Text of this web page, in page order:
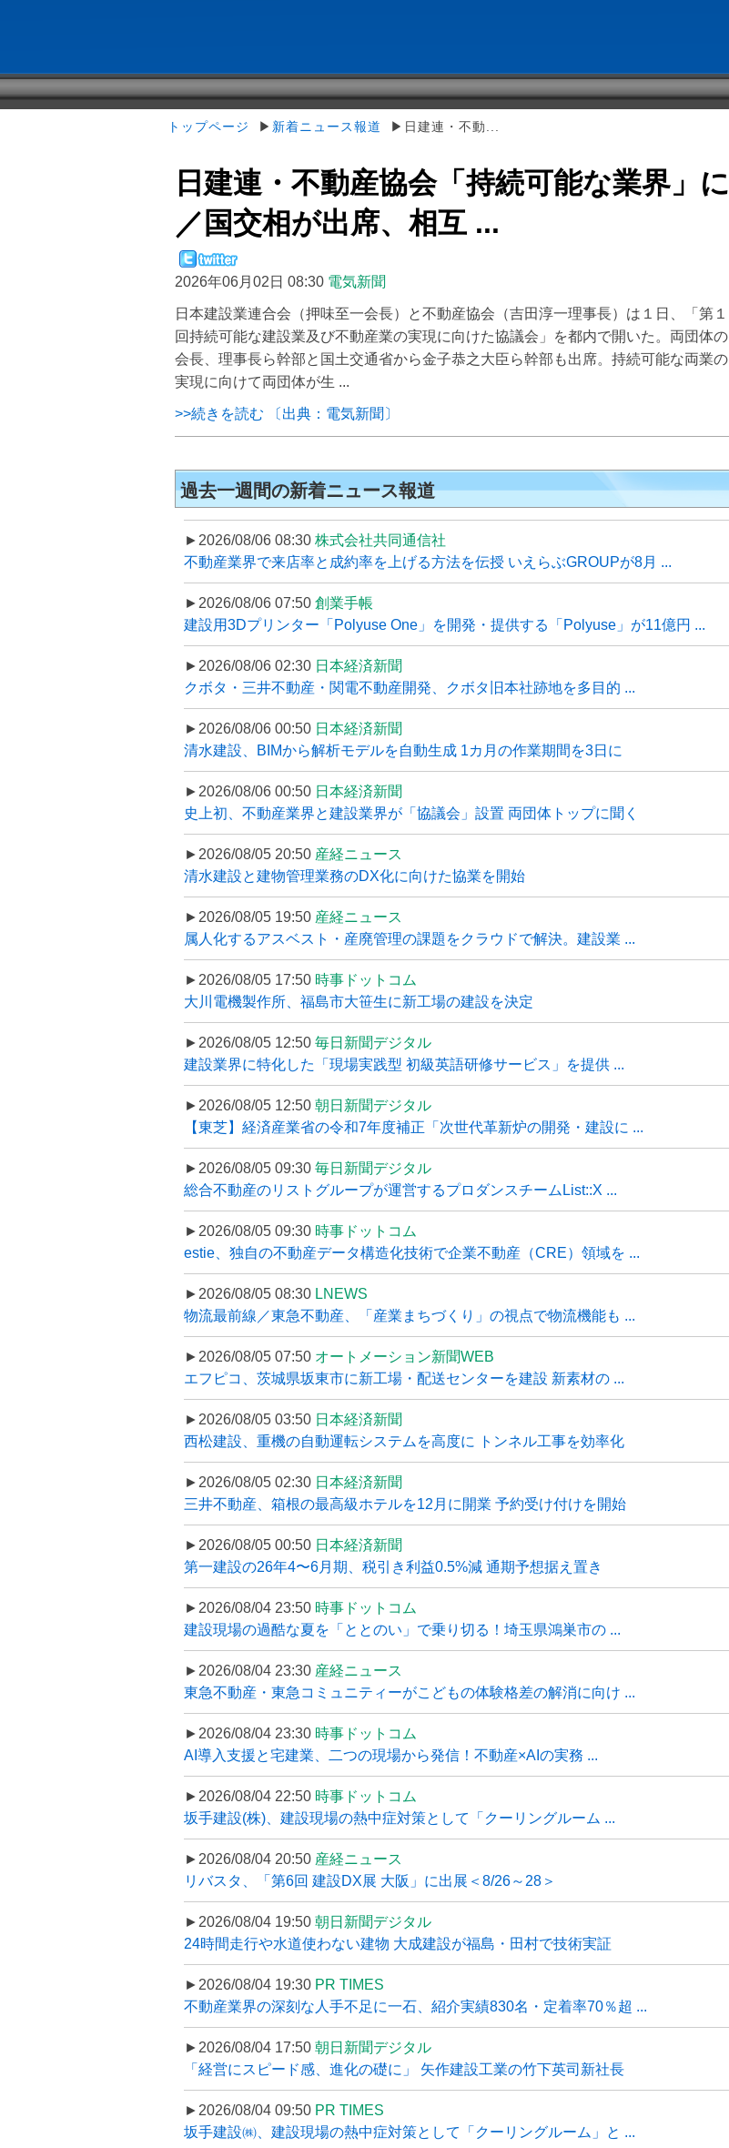
トップページ ▶ 新着ニュース報道 ▶日建連・不動...
日建連・不動産協会「持続可能な業界」に
／国交相が出席、相互 ...
2026年06月02日 08:30 電気新聞
日本建設業連合会（押味至一会長）と不動産協会（吉田淳一理事長）は１日、「第１
回持続可能な建設業及び不動産業の実現に向けた協議会」を都内で開いた。両団体の
会長、理事長ら幹部と国土交通省から金子恭之大臣ら幹部も出席。持続可能な両業の
実現に向けて両団体が生 ...
>>続きを読む 〔出典：電気新聞〕
過去一週間の新着ニュース報道
►2026/08/06 08:30 株式会社共同通信社
不動産業界で来店率と成約率を上げる方法を伝授 いえらぶGROUPが8月 ...
►2026/08/06 07:50 創業手帳
建設用3Dプリンター「Polyuse One」を開発・提供する「Polyuse」が11億円 ...
►2026/08/06 02:30 日本経済新聞
クボタ・三井不動産・関電不動産開発、クボタ旧本社跡地を多目的 ...
►2026/08/06 00:50 日本経済新聞
清水建設、BIMから解析モデルを自動生成 1カ月の作業期間を3日に
►2026/08/06 00:50 日本経済新聞
史上初、不動産業界と建設業界が「協議会」設置 両団体トップに聞く
►2026/08/05 20:50 産経ニュース
清水建設と建物管理業務のDX化に向けた協業を開始
►2026/08/05 19:50 産経ニュース
属人化するアスベスト・産廃管理の課題をクラウドで解決。建設業 ...
►2026/08/05 17:50 時事ドットコム
大川電機製作所、福島市大笹生に新工場の建設を決定
►2026/08/05 12:50 毎日新聞デジタル
建設業界に特化した「現場実践型 初級英語研修サービス」を提供 ...
►2026/08/05 12:50 朝日新聞デジタル
【東芝】経済産業省の令和7年度補正「次世代革新炉の開発・建設に ...
►2026/08/05 09:30 毎日新聞デジタル
総合不動産のリストグループが運営するプロダンスチームList::X ...
►2026/08/05 09:30 時事ドットコム
estie、独自の不動産データ構造化技術で企業不動産（CRE）領域を ...
►2026/08/05 08:30 LNEWS
物流最前線／東急不動産、「産業まちづくり」の視点で物流機能も ...
►2026/08/05 07:50 オートメーション新聞WEB
エフピコ、茨城県坂東市に新工場・配送センターを建設 新素材の ...
►2026/08/05 03:50 日本経済新聞
西松建設、重機の自動運転システムを高度に トンネル工事を効率化
►2026/08/05 02:30 日本経済新聞
三井不動産、箱根の最高級ホテルを12月に開業 予約受け付けを開始
►2026/08/05 00:50 日本経済新聞
第一建設の26年4〜6月期、税引き利益0.5%減 通期予想据え置き
►2026/08/04 23:50 時事ドットコム
建設現場の過酷な夏を「ととのい」で乗り切る！埼玉県鴻巣市の ...
►2026/08/04 23:30 産経ニュース
東急不動産・東急コミュニティーがこどもの体験格差の解消に向け ...
►2026/08/04 23:30 時事ドットコム
AI導入支援と宅建業、二つの現場から発信！不動産×AIの実務 ...
►2026/08/04 22:50 時事ドットコム
坂手建設(株)、建設現場の熱中症対策として「クーリングルーム ...
►2026/08/04 20:50 産経ニュース
リバスタ、「第6回 建設DX展 大阪」に出展＜8/26～28＞
►2026/08/04 19:50 朝日新聞デジタル
24時間走行や水道使わない建物 大成建設が福島・田村で技術実証
►2026/08/04 19:30 PR TIMES
不動産業界の深刻な人手不足に一石、紹介実績830名・定着率70％超 ...
►2026/08/04 17:50 朝日新聞デジタル
「経営にスピード感、進化の礎に」 矢作建設工業の竹下英司新社長
►2026/08/04 09:50 PR TIMES
坂手建設㈱、建設現場の熱中症対策として「クーリングルーム」と ...